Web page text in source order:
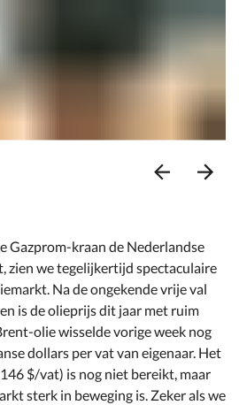
item
Gazprom-kraan de Nederlandse
zien we tegelijkertijd spectaculaire
Na de ongekende vrije val
is de olieprijs dit jaar met ruim
olie wisselde vorige week nog
dollars per vat van eigenaar. Het
$/vat) is nog niet bereikt, maar
sterk in beweging is. Zeker als we